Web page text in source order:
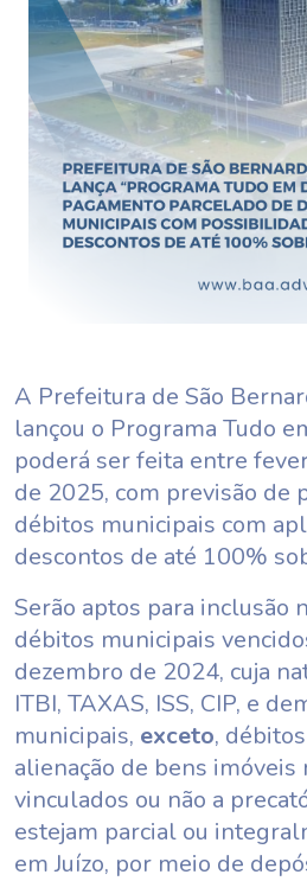
A Prefeitura de São
lançou o Programa Tudo
poderá ser feita entre
de 2025, com previsão de
débitos municipais com
descontos de até 100%
Serão aptos para inclusão
débitos municipais
dezembro de 2024, cuja
ITBI, TAXAS, ISS, CIP, e
municipais, exceto,
alienação de bens imóveis
vinculados ou não a
estejam parcial ou
em Juízo, por meio de